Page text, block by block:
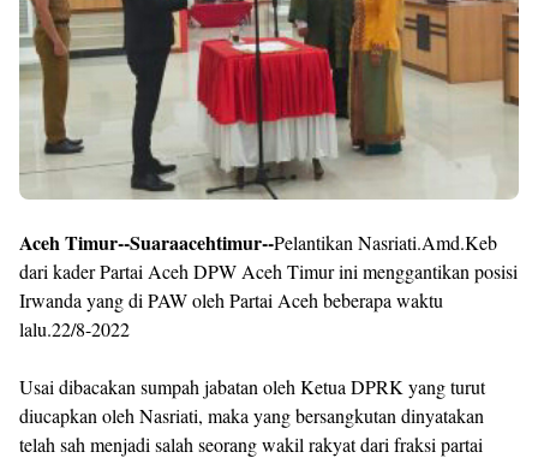
Aceh Timur--Suaraacehtimur--Pelantikan Nasriati.Amd.Keb
dari kader Partai Aceh DPW Aceh Timur ini menggantikan posisi
Irwanda yang di PAW oleh Partai Aceh beberapa waktu
lalu.22/8-2022
Usai dibacakan sumpah jabatan oleh Ketua DPRK yang turut
diucapkan oleh Nasriati, maka yang bersangkutan dinyatakan
telah sah menjadi salah seorang wakil rakyat dari fraksi partai